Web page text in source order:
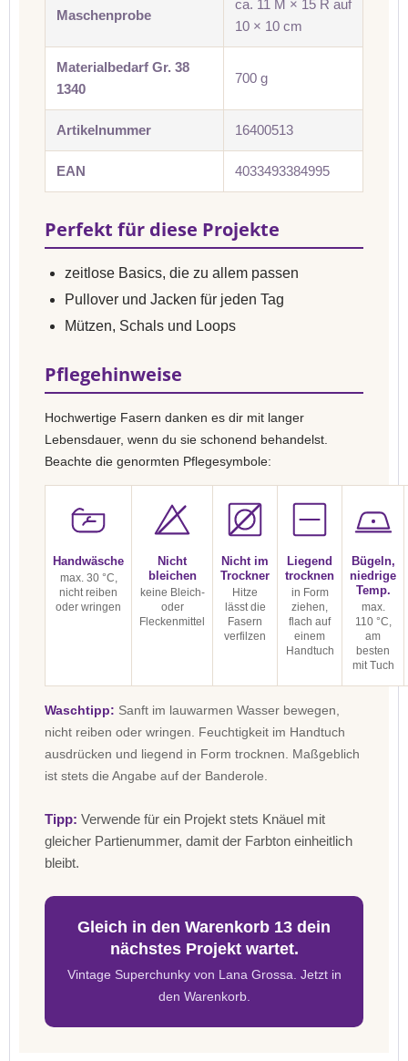
Maschenprobe
ca. 11 M × 15 R auf
10 × 10 cm
Materialbedarf Gr. 38
1340
700 g
Artikelnummer 16400513
EAN 4033493384995
Perfekt für diese Projekte
zeitlose Basics, die zu allem passen
Pullover und Jacken für jeden Tag
Mützen, Schals und Loops
Pflegehinweise
Hochwertige Fasern danken es dir mit langer
Lebensdauer, wenn du sie schonend behandelst.
Beachte die genormten Pflegesymbole:
Handwäsche
max. 30 °C,
nicht reiben
oder wringen
Nicht
bleichen
keine Bleich-
oder
Fleckenmittel
Nicht im
Trockner
Hitze
lässt die
Fasern
verfilzen
Liegend
trocknen
in Form
ziehen,
flach auf
einem
Handtuch
Bügeln,
niedrige
Temp.
max.
110 °C,
am
besten
mit Tuch
Waschtipp: Sanft im lauwarmen Wasser bewegen,
nicht reiben oder wringen. Feuchtigkeit im Handtuch
ausdrücken und liegend in Form trocknen. Maßgeblich
ist stets die Angabe auf der Banderole.
Tipp: Verwende für ein Projekt stets Knäuel mit
gleicher Partienummer, damit der Farbton einheitlich
bleibt.
Gleich in den Warenkorb 13 dein
nächstes Projekt wartet.
Vintage Superchunky von Lana Grossa. Jetzt in
den Warenkorb.